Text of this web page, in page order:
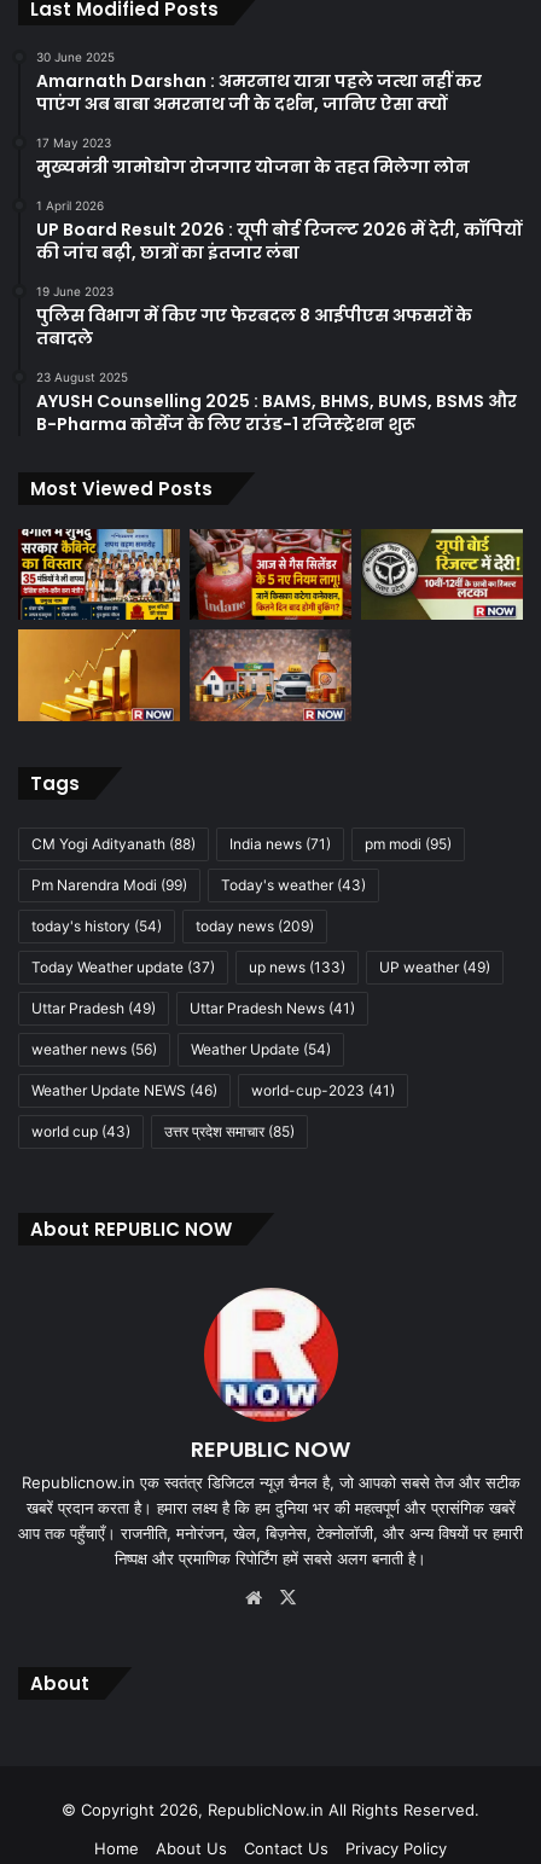
Last Modified Posts
30 June 2025
Amarnath Darshan : अमरनाथ यात्रा पहले जत्था नहीं कर
पाएंग अब बाबा अमरनाथ जी के दर्शन, जानिए ऐसा क्यों
17 May 2023
मुख्यमंत्री ग्रामोद्योग रोजगार योजना के तहत मिलेगा लोन
1 April 2026
UP Board Result 2026 : यूपी बोर्ड रिजल्ट 2026 में देरी, कॉपियों
की जांच बढ़ी, छात्रों का इंतजार लंबा
19 June 2023
पुलिस विभाग में किए गए फेरबदल 8 आईपीएस अफसरों के
तबादले
23 August 2025
AYUSH Counselling 2025 : BAMS, BHMS, BUMS, BSMS और
B-Pharma कोर्सेज के लिए राउंड-1 रजिस्ट्रेशन शुरू
Most Viewed Posts
Tags
CM Yogi Adityanath (88) India news (71) pm modi (95)
Pm Narendra Modi (99) Today's weather(43)
today's history (54) today news (209)
Today Weather update (37) up news (133) UP weather(49)
Uttar Pradesh (49) Uttar Pradesh News (41)
weather news (56) Weather Update (54)
Weather Update NEWS (46) world-cup-2023 (41)
world cup (43) उत्तर प्रदेश समाचार(85)
About REPUBLIC NOW
REPUBLIC NOW
Republicnow.in एक स्वतंत्र डिजिटल न्यूज़ चैनल है, जो आपको सबसे तेज और सटीक
खबरें प्रदान करता है। हमारा लक्ष्य है कि हम दुनिया भर की महत्वपूर्ण और प्रासंगिक खबरें
आप तक पहुँचाएँ। राजनीति, मनोरंजन, खेल, बिज़नेस, टेक्नोलॉजी, और अन्य विषयों पर हमारी
निष्पक्ष और प्रमाणिक रिपोर्टिंग हमें सबसे अलग बनाती है।
Website
About
© Copyright 2026, RepublicNow.in All Rights Reserved.
Home
About Us Contact Us Privacy Policy